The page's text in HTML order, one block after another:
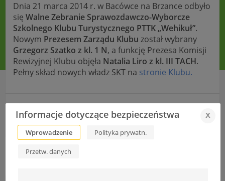
Dnia 21 marca 2014 r. w Bacówce na Brzance odbyło
sięWalne Zebranie Sprawozdawczo-Wyborcze
Szkolnego Klubu Turystycznego PTTK „Wehikuł”.
Nowym Prezesem Zarządu Klubu został wybrany
Grzegorz Szatko z kl. 1 N, a funkcję Prezesa Komisji
Rewizyjnej Klubu objęła Natalia Liro z kl. III TACH.
Pełny skład nowych władz SKT na stronie Klubu.
Informacje dotyczące bezpieczeństwa x
Wprowadzenie Polityka prywatn.
Przetw. danych